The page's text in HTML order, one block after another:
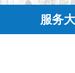
服务